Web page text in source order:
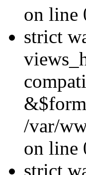
on line
strict
/var/
on line
strict